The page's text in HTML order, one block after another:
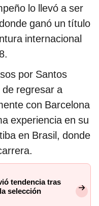
lo llevó a ser
ganó un título
internacional
por Santos
regresar a
con Barcelona
experiencia en su
en Brasil, donde
tendencia tras
selección